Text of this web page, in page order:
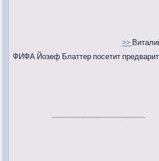
>>
ФИФА Йозеф Блаттер посетит